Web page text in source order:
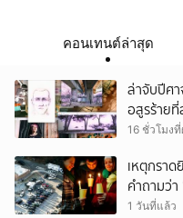
คอนเทนต์ล่าสุด
ล่าจับปีศ
อสูรร้าย
16 ชั่วโมง
เหตุกราด
คำถามว่า
ทวงความ
1 วันที่แล้ว